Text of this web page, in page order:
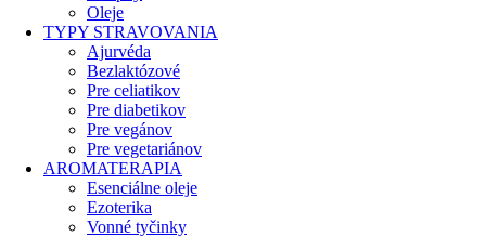
Oleje
TYPY STRAVOVANIA
Ajurvéda
Bezlaktózové
Pre celiatikov
Pre diabetikov
Pre vegánov
Pre vegetariánov
AROMATERAPIA
Esenciálne oleje
Ezoterika
Vonné tyčinky